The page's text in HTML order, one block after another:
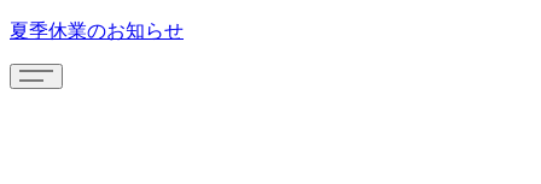
夏季休業のお知らせ